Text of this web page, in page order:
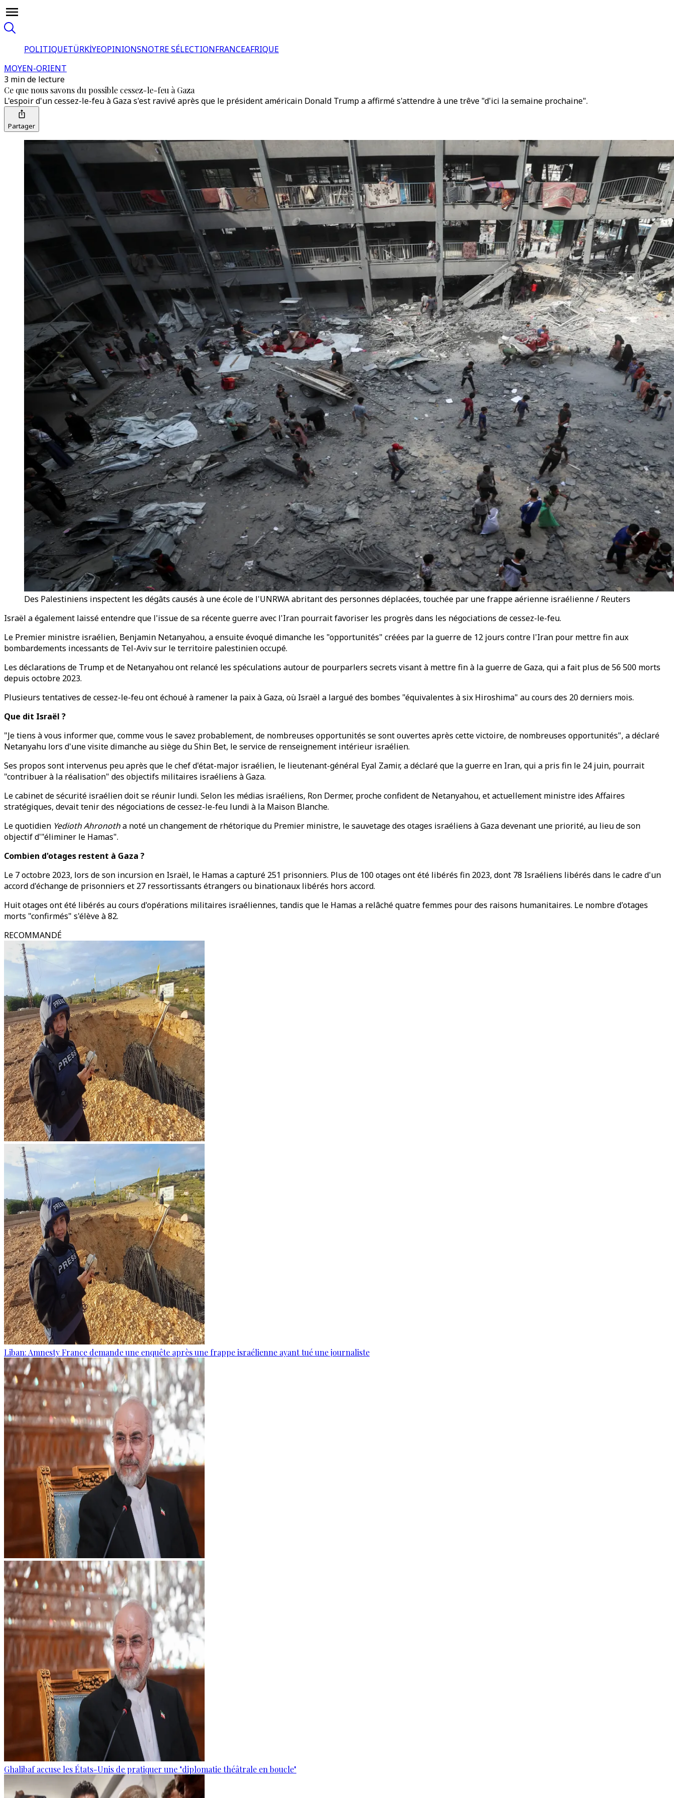
POLITIQUETÜRKİYEOPINIONSNOTRE SÉLECTIONFRANCEAFRIQUE
MOYEN-ORIENT
3 min de lecture
Ce que nous savons du possible cessez-le-feu à Gaza
L'espoir d'un cessez-le-feu à Gaza s'est ravivé après que le président américain Donald Trump a affirmé s'attendre à une trêve "d'ici la semaine prochaine".
Partager
Des Palestiniens inspectent les dégâts causés à une école de l'UNRWA abritant des personnes déplacées, touchée par une frappe aérienne israélienne / Reuters
Israël a également laissé entendre que l'issue de sa récente guerre avec l'Iran pourrait favoriser les progrès dans les négociations de cessez-le-feu.
Le Premier ministre israélien, Benjamin Netanyahou, a ensuite évoqué dimanche les "opportunités" créées par la guerre de 12 jours contre l'Iran pour mettre fin aux
bombardements incessants de Tel-Aviv sur le territoire palestinien occupé.
Les déclarations de Trump et de Netanyahou ont relancé les spéculations autour de pourparlers secrets visant à mettre fin à la guerre de Gaza, qui a fait plus de 56 500 morts
depuis octobre 2023.
Plusieurs tentatives de cessez-le-feu ont échoué à ramener la paix à Gaza, où Israël a largué des bombes "équivalentes à six Hiroshima" au cours des 20 derniers mois.
Que dit Israël ?
"Je tiens à vous informer que, comme vous le savez probablement, de nombreuses opportunités se sont ouvertes après cette victoire, de nombreuses opportunités", a déclaré
Netanyahu lors d'une visite dimanche au siège du Shin Bet, le service de renseignement intérieur israélien.
Ses propos sont intervenus peu après que le chef d'état-major israélien, le lieutenant-général Eyal Zamir, a déclaré que la guerre en Iran, qui a pris fin le 24 juin, pourrait
"contribuer à la réalisation" des objectifs militaires israéliens à Gaza.
Le cabinet de sécurité israélien doit se réunir lundi. Selon les médias israéliens, Ron Dermer, proche confident de Netanyahou, et actuellement ministre ides Affaires
stratégiques, devait tenir des négociations de cessez-le-feu lundi à la Maison Blanche.
Le quotidien Yedioth Ahronotha noté un changement de rhétorique du Premier ministre, le sauvetage des otages israéliens à Gaza devenant une priorité, au lieu de son
objectif d'"éliminer le Hamas".
Combien d'otages restent à Gaza ?
Le 7 octobre 2023, lors de son incursion en Israël, le Hamas a capturé 251 prisonniers. Plus de 100 otages ont été libérés fin 2023, dont 78 Israéliens libérés dans le cadre d'un
accord d'échange de prisonniers et 27 ressortissants étrangers ou binationaux libérés hors accord.
Huit otages ont été libérés au cours d'opérations militaires israéliennes, tandis que le Hamas a relâché quatre femmes pour des raisons humanitaires. Le nombre d'otages
morts "confirmés" s'élève à 82.
RECOMMANDÉ
Liban: Amnesty France demande une enquête après une frappe israélienne ayant tué une journaliste
Ghalibaf accuse les États-Unis de pratiquer une "diplomatie théâtrale en boucle"